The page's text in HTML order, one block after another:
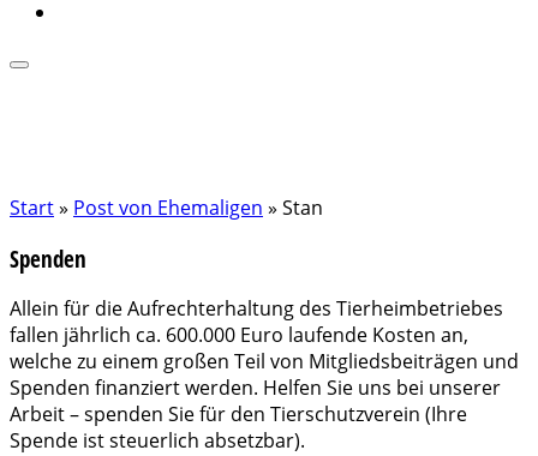
Start» Post von Ehemaligen » Stan
Spenden
Allein für die Aufrechterhaltung des Tierheimbetriebes
fallen jährlich ca. 600.000 Euro laufende Kosten an,
welche zu einem großen Teil von Mitgliedsbeiträgen und
Spenden finanziert werden. Helfen Sie uns bei unserer
Arbeit – spenden Sie für den Tierschutzverein (Ihre
Spende ist steuerlich absetzbar).